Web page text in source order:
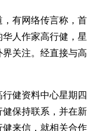
有网络传言称，
人作家高行健，
关注。经直接与
健资料中心星期
保持联系，并在
健来信，就相关合